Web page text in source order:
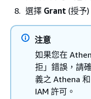
選擇 Grant (授予)
注意
如果您在
拒」錯誤，請
義之 Athena
IAM 許可。